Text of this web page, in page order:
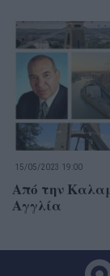
15/05/2023 19:00
Από την
Αγγλία